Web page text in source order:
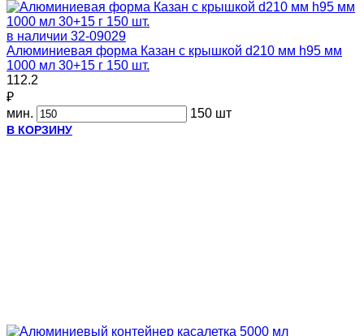
в наличии 32-09029
Алюминиевая форма Казан с крышкой d210 мм h95 мм
1000 мл 30+15 г 150 шт.
112.2
₽
мин.
150 шт
В КОРЗИНУ